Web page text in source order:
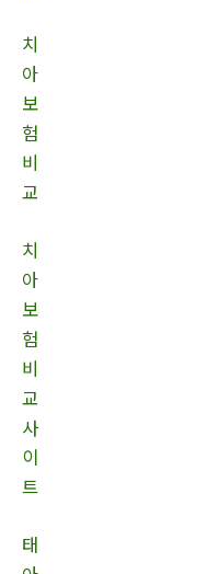
치
아
보
험
비
교
치
아
보
험
비
교
사
이
트
태